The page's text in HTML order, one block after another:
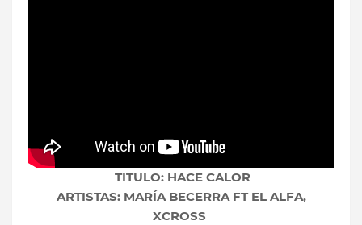
TITULO: HACE CALOR
ARTISTAS: MARÍA BECERRA FT EL ALFA,
XCROSS